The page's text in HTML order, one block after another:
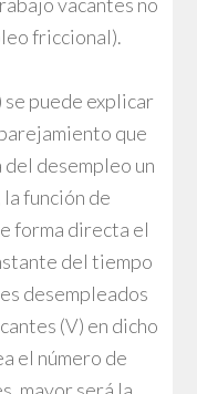
friccional).
puede explicar
que
desempleo un
función de
forma directa el
del tiempo
desempleados
(V) en dicho
el número de